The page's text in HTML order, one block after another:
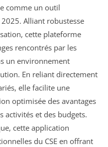
comme un outil
Alliant robustesse
cette plateforme
rencontrés par les
un environnement
En reliant directement
elle facilite une
optimisée des avantages
activités et des budgets.
cette application
du CSE en offrant